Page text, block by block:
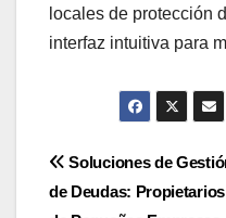
locales de protección
interfaz intuitiva para
Post
Soluciones de
de Deudas: Propietarios